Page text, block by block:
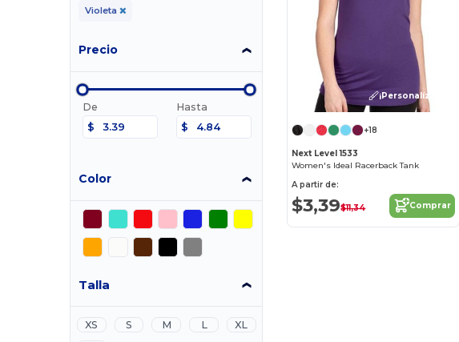
Violeta
Precio
De
$
Hasta
$
Color
Talla
XS S M L
XL
¡Personalízalo!
+18
Next Level 1533
Women's Ideal Racerback Tank
A partir de:
$3,39$11,34 Comprar